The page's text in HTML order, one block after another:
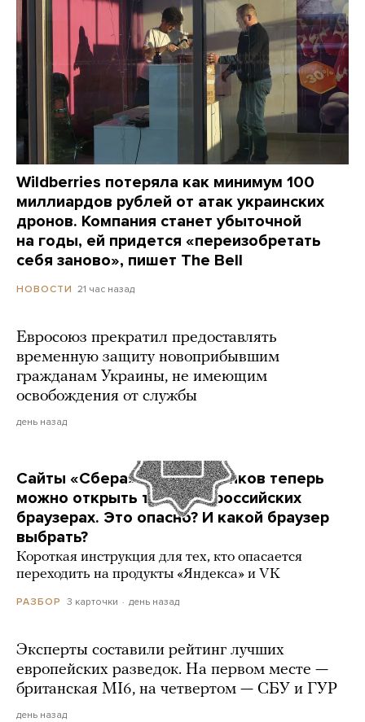
Wildberries потеряла как минимум 100
миллиардов рублей от атак украинских
дронов. Компания станет убыточной
на годы, ей придется «переизобретать
себя заново», пишет The Bell
НОВОСТИ 21 час назад
Евросоюз прекратил предоставлять
временную защиту новоприбывшим
гражданам Украины, не имеющим
освобождения от службы
день назад
Сайты «Сбера» и других банков теперь
можно открыть только в российских
браузерах. Это опасно? И какой браузер
выбрать?
Короткая инструкция для тех, кто опасается
переходить на продукты «Яндекса» и VK
РАЗБОР 3 карточки день назад
Эксперты составили рейтинг лучших
европейских разведок. На первом месте —
британская MI6, на четвертом — СБУ и ГУР
день назад